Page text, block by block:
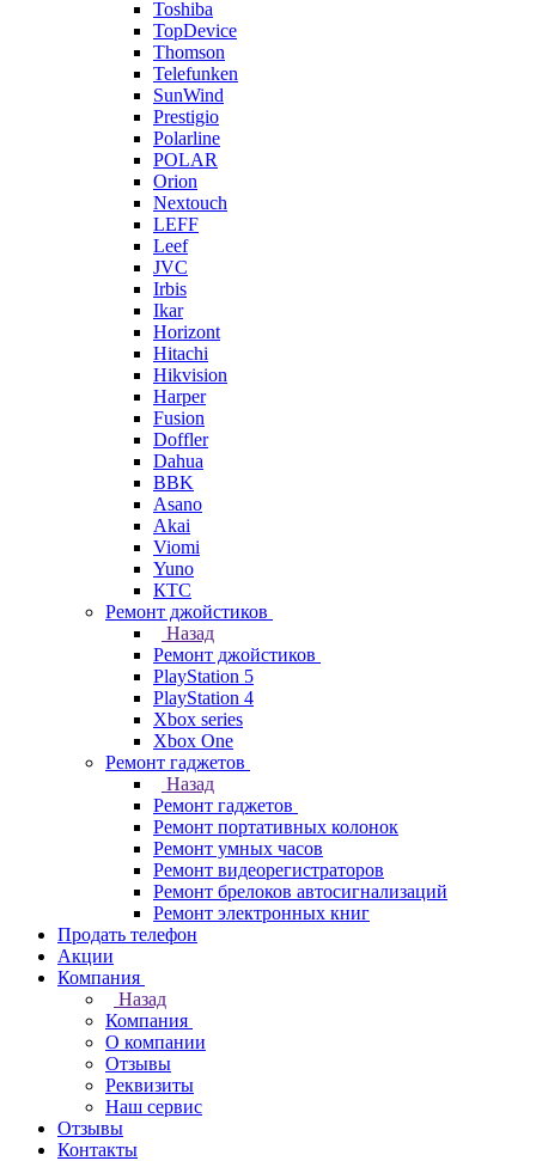
Toshiba
TopDevice
Thomson
Telefunken
SunWind
Prestigio
Polarline
POLAR
Orion
Nextouch
LEFF
Leef
JVC
Irbis
Ikar
Horizont
Hitachi
Hikvision
Harper
Fusion
Doffler
Dahua
BBK
Asano
Akai
Viomi
Yuno
КТС
Ремонт джойстиков
Назад
Ремонт джойстиков
PlayStation 5
PlayStation 4
Xbox series
Xbox One
Ремонт гаджетов
Назад
Ремонт гаджетов
Ремонт портативных колонок
Ремонт умных часов
Ремонт видеорегистраторов
Ремонт брелоков автосигнализаций
Ремонт электронных книг
Продать телефон
Акции
Компания
Назад
Компания
О компании
Отзывы
Реквизиты
Наш сервис
Отзывы
Контакты